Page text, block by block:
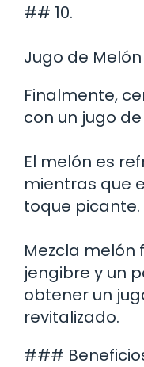
## 10.
Jugo de
Finalmente,
con un jugo
El melón es
mientras que
toque picante.
Mezcla melón
jengibre y un
obtener un
revitalizado.
###